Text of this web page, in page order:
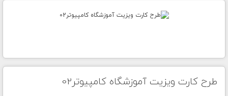
طرح کارت ویزیت آموزشگاه کامپیوتر02